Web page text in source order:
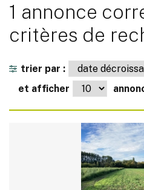
1 annonce
critères de
trier par :
et afficher